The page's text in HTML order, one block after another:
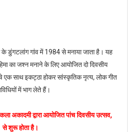
डुंगटलांग गांव में 1984 से मनाया जाता है। यह
का जश्न मनाने के लिए आयोजित दो दिवसीय
एक साथ इकट्ठा होकर सांस्कृतिक नृत्य, लोक गीत
में भाग लेते हैं।
अकादमी द्वारा आयोजित पांच दिवसीय उत्सव,
शुरू होता है।